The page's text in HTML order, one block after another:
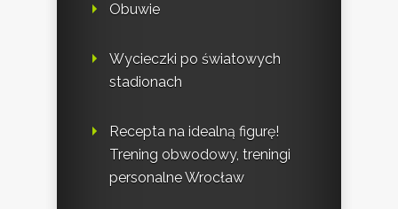
Obuwie
Wycieczki po światowych
stadionach
Recepta na idealną figurę!
Trening obwodowy, treningi
personalne Wrocław